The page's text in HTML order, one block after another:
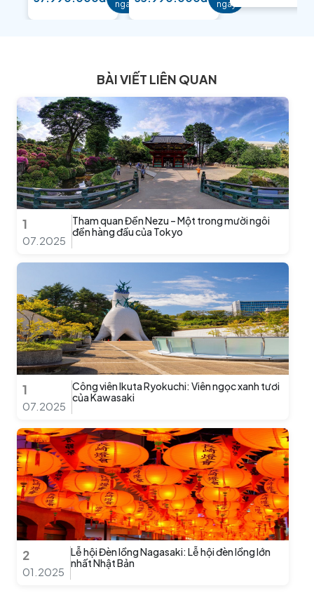
ngay
ngay
BÀI VIẾT LIÊN QUAN
1
07.2025
Tham quan Đền Nezu – Một trong mười ngôi
đền hàng đầu của Tokyo
1
07.2025
Công viên Ikuta Ryokuchi: Viên ngọc xanh tươi
của Kawasaki
2
01.2025
Lễ hội Đèn lồng Nagasaki: Lễ hội đèn lồng lớn
nhất Nhật Bản